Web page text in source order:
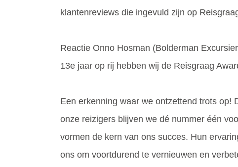
klantenreviews die ingevuld zijn op
Reactie Onno Hosman (Bolderman
13e jaar op rij hebben wij de Reisgraag
Een erkenning waar we ontzettend trots op!
onze reizigers blijven we dé nummer één
vormen de kern van ons succes. Hun
ons om voortdurend te vernieuwen en